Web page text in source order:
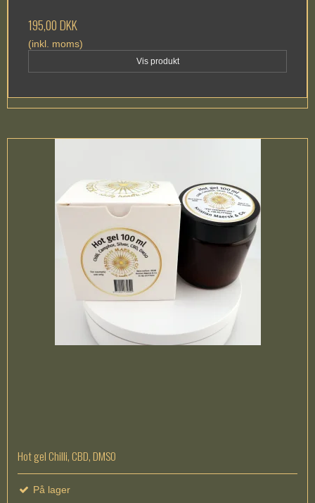
195,00 DKK
(inkl. moms)
Vis produkt
Hot gel Chilli, CBD, DMSO
På lager